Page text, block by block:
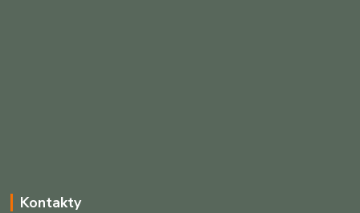
Kontakty